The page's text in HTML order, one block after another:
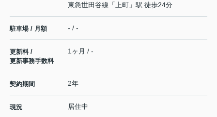
東急世田谷線 「 上町 」駅 徒歩24分
駐車場 / 月額 - / -
更新料 /
更新事務手数料
1ヶ月 / -
契約期間 2年
現況 居住中